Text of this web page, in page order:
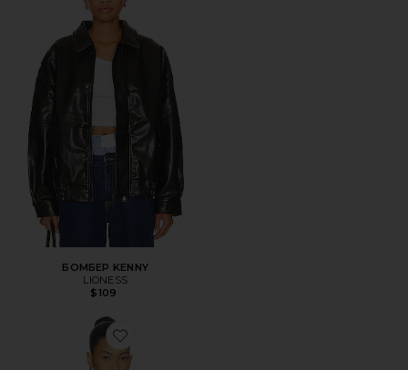
БОМБЕР KENNY
LIONESS
$109
Favorite ФУТБОЛКА NEW YORK KNICKS